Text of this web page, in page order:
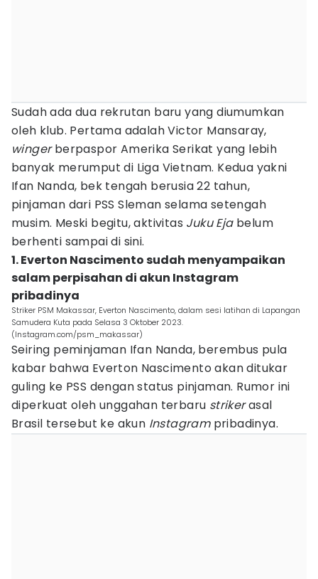
Sudah ada dua rekrutan baru yang diumumkan
oleh klub. Pertama adalah Victor Mansaray,
wingerberpaspor Amerika Serikat yang lebih
banyak merumput di Liga Vietnam. Kedua yakni
Ifan Nanda, bek tengah berusia 22 tahun,
pinjaman dari PSS Sleman selama setengah
musim. Meski begitu, aktivitas Juku Ejabelum
berhenti sampai di sini.
1. Everton Nascimento sudah menyampaikan
salam perpisahan di akun Instagram
pribadinya
Striker PSM Makassar, Everton Nascimento, dalam sesi latihan di Lapangan
Samudera Kuta pada Selasa 3 Oktober 2023.
(Instagram.com/psm_makassar)
Seiring peminjaman Ifan Nanda, berembus pula
kabar bahwa Everton Nascimento akan ditukar
guling ke PSS dengan status pinjaman. Rumor ini
diperkuat oleh unggahan terbaru strikerasal
Brasil tersebut ke akun Instagrampribadinya.